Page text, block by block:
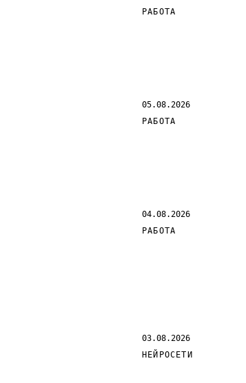
РАБОТА
05.08.2026
РАБОТА
04.08.2026
РАБОТА
03.08.2026
НЕЙРОСЕТИ